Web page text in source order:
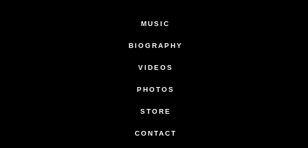
MUSIC
BIOGRAPHY
VIDEOS
PHOTOS
STORE
CONTACT